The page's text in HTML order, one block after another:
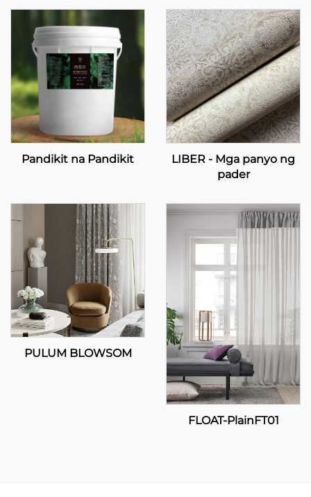
Pandikit na Pandikit
LIBER - Mga panyo ng
pader
PULUM BLOWSOM
FLOAT-PlainFT01